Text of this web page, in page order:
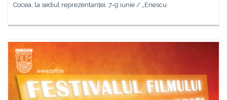
Cocea, la sediul reprezentanței. 7-9 iunie / „Enescu